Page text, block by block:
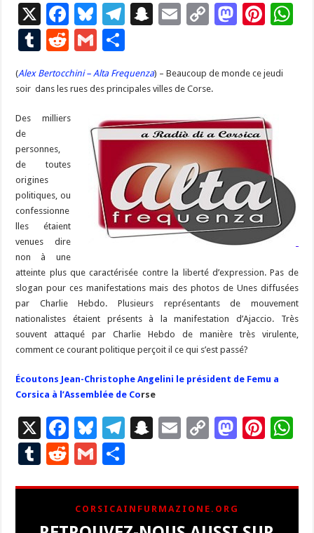
X
F
ac
e
b
o
Bl
u
es
ky
T
gr
m
S
p
h
at
E
l
C
y
n
k
M
d
n
Pi
es
T
u
m
bl
r
R
e
d
t
G
m
ai ta
er
(Alex Bertocchini – Alta Frequenza) – Beaucoup de monde ce jeudi
soir dans les rues des principales villes de Corse.
Des milliers
de
personnes,
de toutes
origines
politiques, ou
confessionne
lles étaient
venues dire
non à une
atteinte plus que caractérisée contre la liberté d’expression. Pas de
slogan pour ces manifestations mais des photos de Unes diffusées
par Charlie Hebdo. Plusieurs représentants de mouvement
nationalistes étaient présents à la manifestation d’Ajaccio. Très
souvent attaqué par Charlie Hebdo de manière très virulente,
comment ce courant politique perçoit il ce qui s’est passé?
Écoutons Jean-Christophe Angelini le président de Femu a
Corsica à l’Assemblée de Corse
X
F
ac
e
b
o
Bl
u
es
ky
T
gr
a
S
p
c
E
l
C
y
Li
M
d
Pi
es
T
bl
R
d
di
G
ai
l
ta
g
CORSICAINFURMAZIONE.ORG